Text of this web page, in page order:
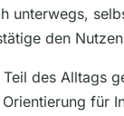
unterwegs,
den
des Alltags
für